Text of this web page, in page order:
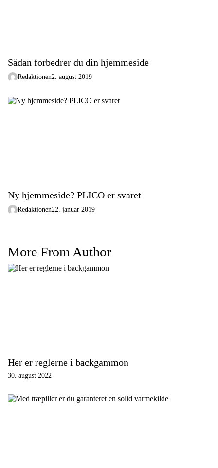
Sådan forbedrer du din hjemmeside
Redaktionen2. august 2019
Ny hjemmeside? PLICO er svaret
Redaktionen22. januar 2019
More From Author
Her er reglerne i backgammon
30. august 2022